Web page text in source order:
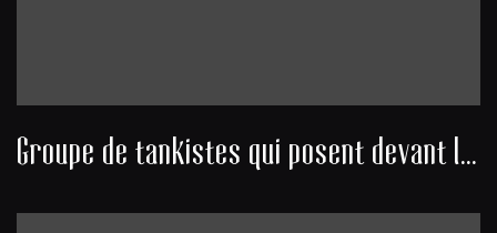
Groupe de tankistes qui posent devant leur char